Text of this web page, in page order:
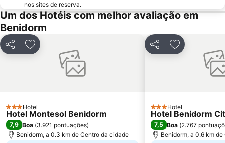
Estación de Autobuses de Alicante
Ermita de Sanz
Torrellano
Campoamor
Casino Mediterráneo
Marina de Denia
Guardamar
Cala de Moraig
Arenals del Sol
Estación de tren FGV
Terra Natura
nos sites de reserva.
Um dos Hotéis com melhor avaliação em
Benidorm
PartilharAdicionar aos favoritos
3 Estrelas
Hotel
Hotel Montesol Benidorm
7,9 Boa (3.921 pontuações)
Benidorm, a 0.3 km de Centro da cidade
PartilharAdicionar
3 Estrelas
Hotel
Hotel Benidorm
7,5 Boa (2.767
Benidorm, a 0.6 km